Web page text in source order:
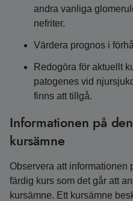
andra vanliga
nefriter.
Värdera prognos i
Redogöra för aktuellt
patogenes vid
finns att tillgå.
Informationen på
kursämne
Observera att informationen
färdig kurs som det går att
kursämne. Ett kursämne